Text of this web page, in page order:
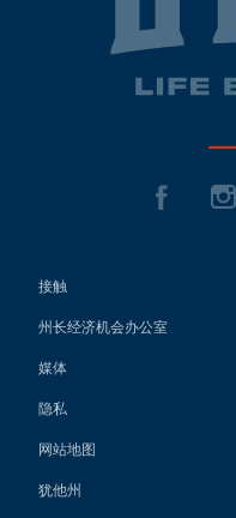
接触
州长经济机会办公室
媒体
隐私
网站地图
犹他州